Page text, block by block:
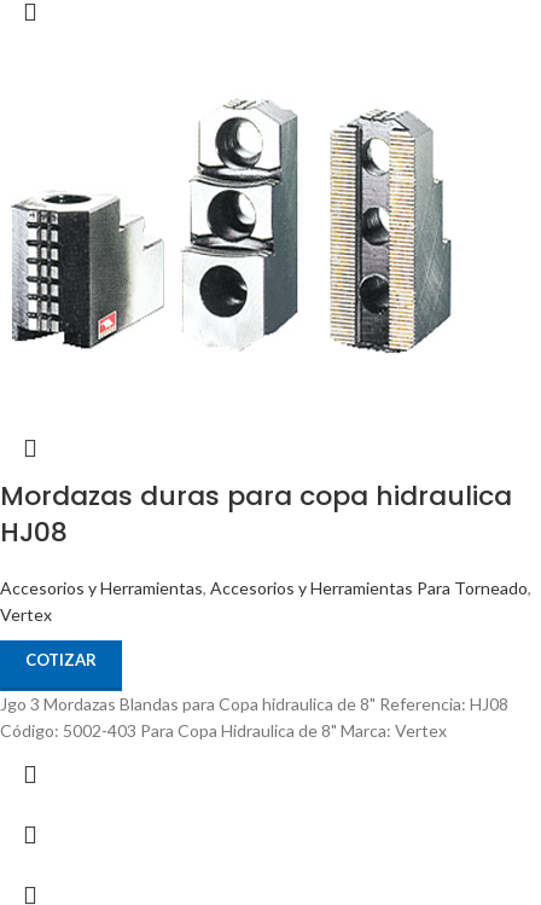
Mordazas duras para copa hidraulica
HJ08
Accesorios y Herramientas, Accesorios y Herramientas Para Torneado,
Vertex
COTIZAR
Jgo 3 Mordazas Blandas para Copa hidraulica de 8" Referencia: HJ08
Código: 5002-403 Para Copa Hidraulica de 8" Marca: Vertex